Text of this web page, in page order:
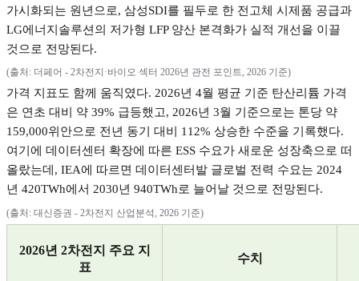
가시화되는 원년으로, 삼성SDI를 필두로 한 전고체 시제품 공급과
LG에너지솔루션의 저가형 LFP 양산 본격화가 실적 개선을 이끌
것으로 전망된다.
(출처 : 더페어 - 2차전지 ·바이오 섹터 2026년 관전 포인트, 2026 기준)
가격 지표도 함께 움직였다. 2026년 4월 평균 기준 탄산리튬 가격
은 연초 대비 약 39% 급등했고, 2026년 3월 기준으로는 톤당 약
159,000위안으로 전년 동기 대비 112% 상승한 수준을 기록했다.
여기에 데이터센터 확장에 따른 ESS 수요가 새로운 성장축으로 떠
올랐는데 , IEA에 따르면 데이터센터발 글로벌 전력 수요는 2024
년 420TWh에서 2030년 940TWh로 늘어날 것으로 전망된다.
(출처 : 대신증권 - 2차전지 산업분석, 2026 기준)
2026년 2차전지 주요 지
표
수치